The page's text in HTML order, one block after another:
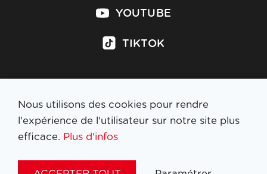
YOUTUBE
TIKTOK
S'inscrire à la newsletter
Nous utilisons des cookies pour rendre
l'expérience de l'utilisateur sur notre site plus
efficace. Plus d'infos